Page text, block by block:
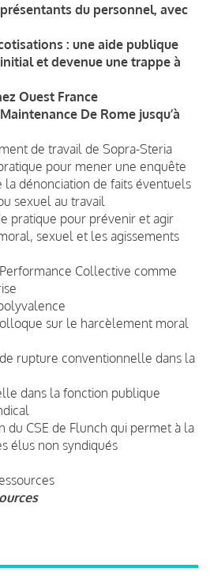
du personnel, avec
: une aide publique
et devenue une trappe à
Ouest France
De Rome jusqu’à
de travail de Sopra-Steria
pour mener une enquête
dénonciation de faits éventuels
sexuel au travail
pratique pour prévenir et agir
sexuel et les agissements
Collective comme
sur le harcèlement moral
rupture conventionnelle dans la
dans la fonction publique
du CSE de Flunch qui permet à la
élus non syndiqués